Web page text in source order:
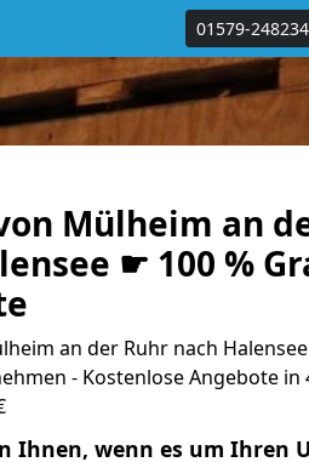
01579-
Mülheim an
☛ 100 %
an der Ruhr nach
- Kostenlose Angebote in
Ihnen, wenn es um Ihren